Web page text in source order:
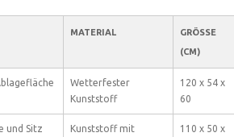
MATERIAL
GRÖSSE (
CM)
Wetterfester
Kunststoff
120 x 54 x
60
und Sitz
Kunststoff mit
110 x 50 x